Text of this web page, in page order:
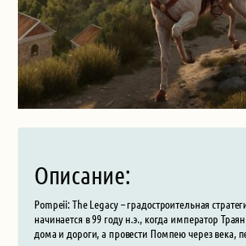
Описание:
Pompeii: The Legacy – градостроительная
начинается в 99 году н.э., когда император
дома и дороги, а провести Помпею через века,